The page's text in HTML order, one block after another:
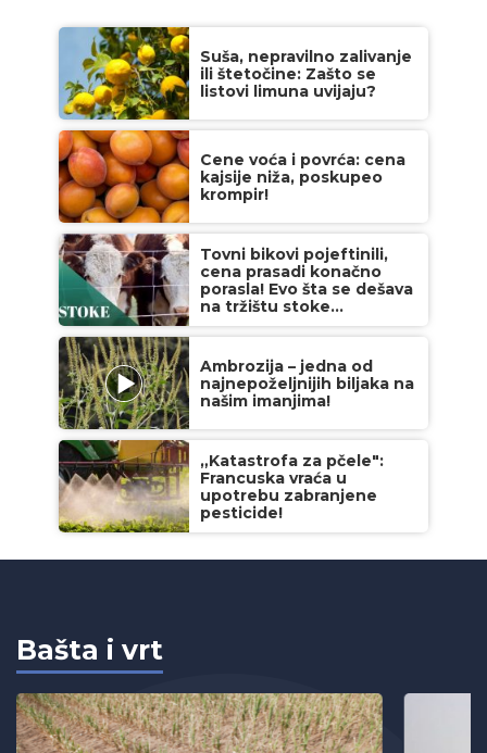
Suša, nepravilno zalivanje
ili štetočine: Zašto se
listovi limuna uvijaju?
Cene voća i povrća: cena
kajsije niža, poskupeo
krompir!
Tovni bikovi pojeftinili,
cena prasadi konačno
porasla! Evo šta se dešava
na tržištu stoke...
Ambrozija – jedna od
najnepoželjnijih biljaka na
našim imanjima!
„Katastrofa za pčele":
Francuska vraća u
upotrebu zabranjene
pesticide!
Bašta i vrt